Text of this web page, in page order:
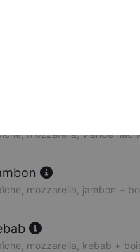
mozzarella, viande
mozzarella, jambon +
mozzarella, kebab +